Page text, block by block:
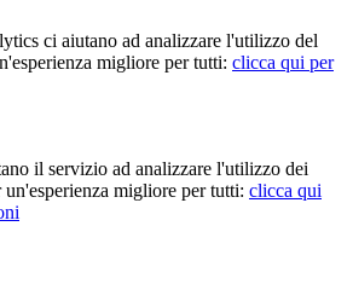
ci aiutano ad analizzare l'utilizzo del
migliore per tutti: clicca qui per
il servizio ad analizzare l'utilizzo dei
migliore per tutti: clicca qui